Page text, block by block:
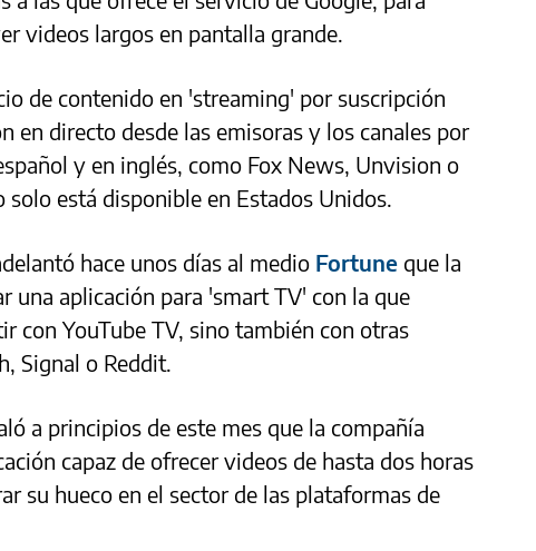
videos largos en pantalla grande.
de contenido en 'streaming' por suscripción
en directo desde las emisoras y los canales por
y en inglés, como Fox News, Unvision o
está disponible en Estados Unidos.
hace unos días al medio Fortune que la
una aplicación para 'smart TV' con la que
con YouTube TV, sino también con otras
Signal o Reddit.
a principios de este mes que la compañía
capaz de ofrecer videos de hasta dos horas
su hueco en el sector de las plataformas de